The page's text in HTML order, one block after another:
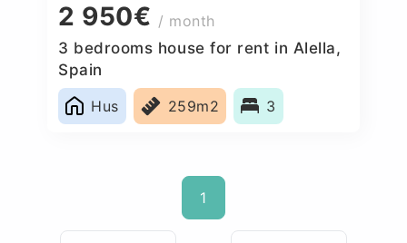
2 950€ / month
3 bedrooms house for rent in Alella,
Spain
Hus
259m2 3
1